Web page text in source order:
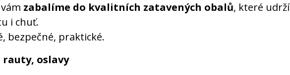
zabalíme do kvalitních zatavených obalů, které udrží
i chuť.
bezpečné, praktické.
rauty, oslavy